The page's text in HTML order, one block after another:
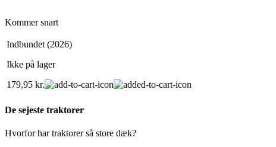
Kommer snart
Indbundet (2026)
Ikke på lager
179,95 kr.
De sejeste traktorer
Hvorfor har traktorer så store dæk?